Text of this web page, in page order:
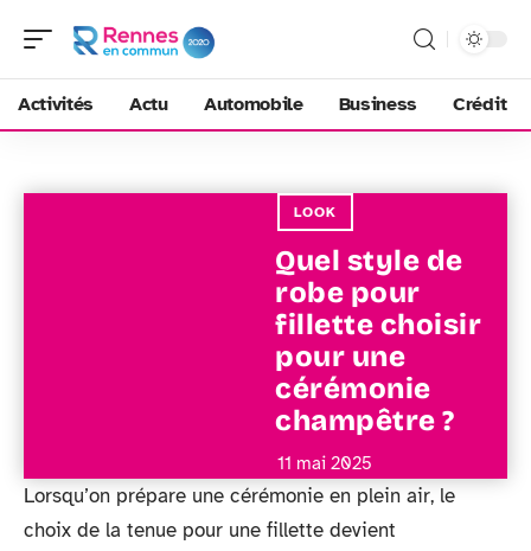
Activités Actu Automobile Business Crédit
LOOK
Quel style de
robe pour
fillette choisir
pour une
cérémonie
champêtre ?
11 mai 2025
Lorsqu’on prépare une cérémonie en plein air, le
choix de la tenue pour une fillette devient